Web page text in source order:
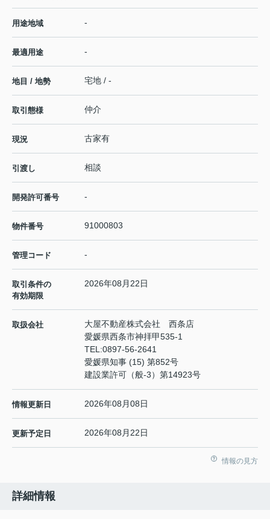
用途地域 -
最適用途 -
地目 / 地勢 宅地 / -
取引態様 仲介
現況 古家有
引渡し 相談
開発許可番号 -
物件番号 91000803
管理コード -
取引条件の
有効期限
2026年08月22日
取扱会社
大屋不動産株式会社 西条店
愛媛県西条市神拝甲535-1
TEL:0897-56-2641
愛媛県知事 (15) 第852号
建設業許可（般-3）第14923号
情報更新日 2026年08月08日
更新予定日 2026年08月22日
情報の見方
詳細情報